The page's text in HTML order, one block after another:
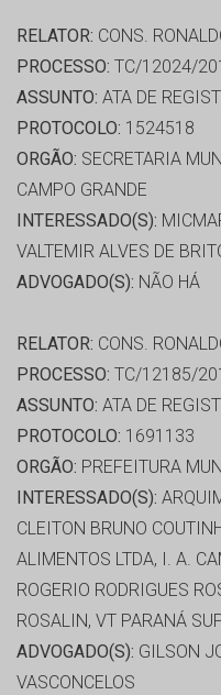
RELATOR: CONS.
PROCESSO: TC/12024/
ASSUNTO: ATA DE
PROTOCOLO: 1524518
ORGÃO: SECRETARIA
CAMPO GRANDE
INTERESSADO(S):
VALTEMIR ALVES DE
ADVOGADO(S): NÃO HÁ
RELATOR: CONS.
PROCESSO: TC/12185/
ASSUNTO: ATA DE
PROTOCOLO: 1691133
ORGÃO: PREFEITURA
INTERESSADO(S):
CLEITON BRUNO
ALIMENTOS LTDA, I. A.
ROGERIO RODRIGUES
ROSALIN, VT PARANÁ
ADVOGADO(S): GILSON
VASCONCELOS